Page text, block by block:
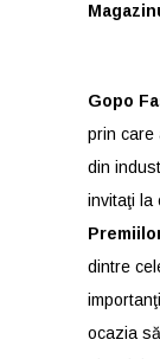
Gopo
prin care
din
invitaţi la
dintre
ocazia